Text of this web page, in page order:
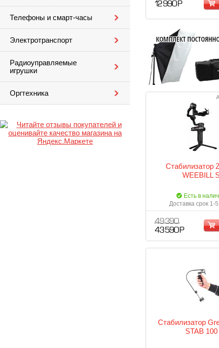
Телефоны и смарт-часы
Электротранспорт
Радиоуправляемые
игрушки
Оргтехника
12 990 Р
Стабилизатор
WEEBILL
Есть в
Доставка срок 1-
49 390
43 590 Р
Стабилизатор
STAB 100